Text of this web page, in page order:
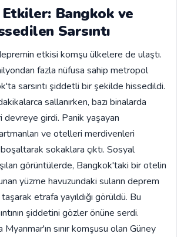
Bangkok ve
Sarsıntı
etkisi komşu ülkelere de ulaştı.
fazla nüfusa sahip metropol
sarsıntı şiddetli bir şekilde hissedildi.
sallanırken, bazı binalarda
girdi. Panik yaşayan
ve otelleri merdivenleri
sokaklara çıktı. Sosyal
görüntülerde, Bangkok'taki bir otelin
yüzme havuzundaki suların deprem
etrafa yayıldığı görüldü. Bu
şiddetini gözler önüne serdi.
Myanmar'ın sınır komşusu olan Güney